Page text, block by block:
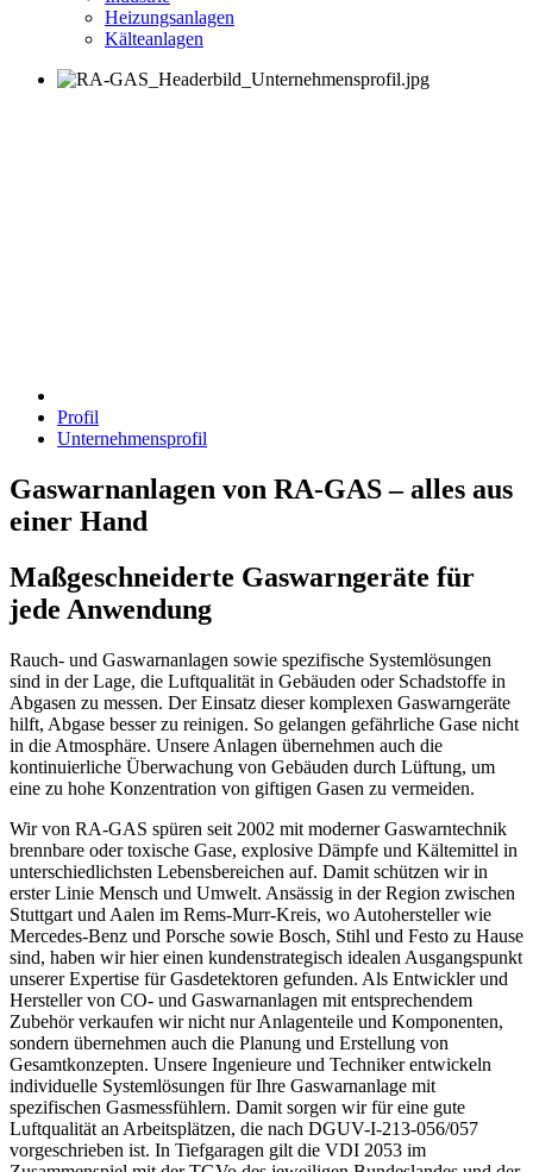
Heizungsanlagen
Kälteanlagen
Profil
Unternehmensprofil
Gaswarnanlagen von RA-GAS – alles aus
einer Hand
Maßgeschneiderte Gaswarngeräte für
jede Anwendung
Rauch- und Gaswarnanlagen sowie spezifische Systemlösungen
sind in der Lage, die Luftqualität in Gebäuden oder Schadstoffe in
Abgasen zu messen. Der Einsatz dieser komplexen Gaswarngeräte
hilft, Abgase besser zu reinigen. So gelangen gefährliche Gase nicht
in die Atmosphäre. Unsere Anlagen übernehmen auch die
kontinuierliche Überwachung von Gebäuden durch Lüftung, um
eine zu hohe Konzentration von giftigen Gasen zu vermeiden.
Wir von RA-GAS spüren seit 2002 mit moderner Gaswarntechnik
brennbare oder toxische Gase, explosive Dämpfe und Kältemittel in
unterschiedlichsten Lebensbereichen auf. Damit schützen wir in
erster Linie Mensch und Umwelt. Ansässig in der Region zwischen
Stuttgart und Aalen im Rems-Murr-Kreis, wo Autohersteller wie
Mercedes-Benz und Porsche sowie Bosch, Stihl und Festo zu Hause
sind, haben wir hier einen kundenstrategisch idealen Ausgangspunkt
unserer Expertise für Gasdetektoren gefunden. Als Entwickler und
Hersteller von CO- und Gaswarnanlagen mit entsprechendem
Zubehör verkaufen wir nicht nur Anlagenteile und Komponenten,
sondern übernehmen auch die Planung und Erstellung von
Gesamtkonzepten. Unsere Ingenieure und Techniker entwickeln
individuelle Systemlösungen für Ihre Gaswarnanlage mit
spezifischen Gasmessfühlern. Damit sorgen wir für eine gute
Luftqualität an Arbeitsplätzen, die nach DGUV-I-213-056/057
vorgeschrieben ist. In Tiefgaragen gilt die VDI 2053 im